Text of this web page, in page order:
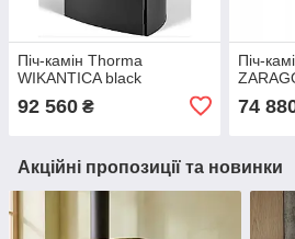
Піч-камін Thorma
WIKANTICA black
92 560 ₴
Піч-
74
Акційні пропозиції та новинки